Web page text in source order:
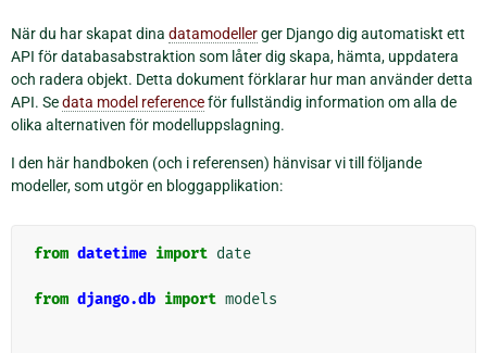
När du har skapat dina datamodellerger Django dig automatiskt ett
API för databasabstraktion som låter dig skapa, hämta, uppdatera
och radera objekt. Detta dokument förklarar hur man använder detta
API. Sedata model referenceför fullständig information om alla de
olika alternativen för modelluppslagning.
I den här handboken (och i referensen) hänvisar vi till följande
modeller, som utgör en bloggapplikation:
from datetime import date
from django.db import models